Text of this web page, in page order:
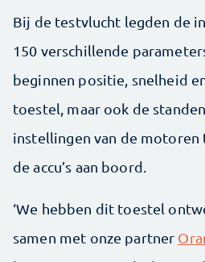
Bij de testvlucht legden de
150 verschillende
beginnen positie, snelheid
toestel, maar ook de
instellingen van de motoren
de accu’s aan boord.
‘We hebben dit toestel
samen met onze partner